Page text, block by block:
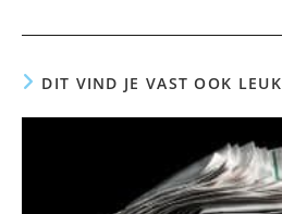
DIT VIND JE VAST OOK LEUK